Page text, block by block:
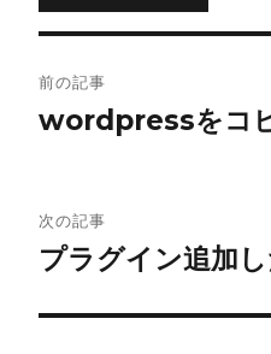
稿
ビ
ゲ
ー
前の記事
wordpressをコ
次の記事
プラグイン追加し